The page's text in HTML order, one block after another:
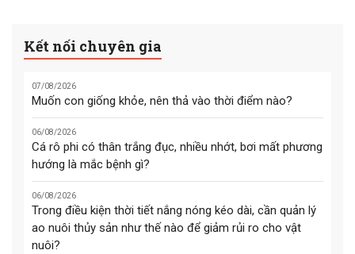
Kết nối chuyên gia
07/08/2026
Muốn con giống khỏe, nên thả vào thời điểm nào?
06/08/2026
Cá rô phi có thân trắng đục, nhiều nhớt, bơi mất phương
hướng là mắc bệnh gì?
06/08/2026
Trong điều kiện thời tiết nắng nóng kéo dài, cần quản lý
ao nuôi thủy sản như thế nào để giảm rủi ro cho vật
nuôi?